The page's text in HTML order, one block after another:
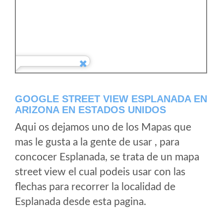
GOOGLE STREET VIEW ESPLANADA EN
ARIZONA EN ESTADOS UNIDOS
Aqui os dejamos uno de los Mapas que
mas le gusta a la gente de usar , para
concocer Esplanada, se trata de un mapa
street view el cual podeis usar con las
flechas para recorrer la localidad de
Esplanada desde esta pagina.